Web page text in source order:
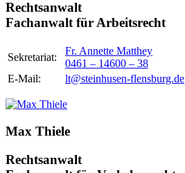
Rechtsanwalt
Fachanwalt für Arbeitsrecht
Sekretariat:
Fr. Annette Matthey
0461 – 14600 – 38
E-Mail:
lt@steinhusen-flensburg.de
Max Thiele
Rechtsanwalt